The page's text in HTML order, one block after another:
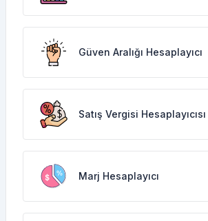
Güven Aralığı Hesaplayıcı
Satış Vergisi Hesaplayıcısı
Marj Hesaplayıcı